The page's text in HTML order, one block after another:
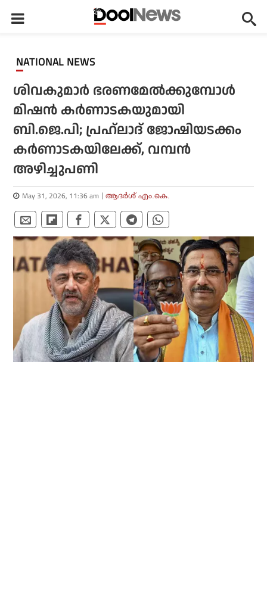
NATIONAL NEWS
ശിവകുമാര്‍ ഭരണമേല്‍ക്കുമ്പോള്‍
മിഷന്‍ കര്‍ണാടകയുമായി
ബി.ജെ.പി; പ്രഹ്ലാദ് ജോഷിയടക്കം
കര്‍ണാടകയിലേക്ക്, വമ്പന്‍
അഴിച്ചുപണി
May 31, 2026, 11:36 am ആദർശ് എം.കെ.